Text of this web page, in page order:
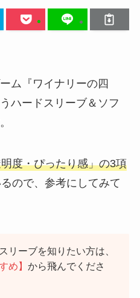
ム『ワイナリーの四
ハードスリーブ＆ソフ
度・ぴったり感」の3項
ので、参考にしてみて
リーブを知りたい方は、
め】から飛んでくださ